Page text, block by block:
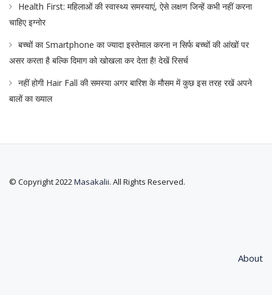
Health First: महिलाओं की स्वास्थ्य समस्याएं, ऐसे लक्षण जिन्हें कभी नहीं करना
चाहिए इग्नोर
बच्चों का Smartphone का ज्यादा इस्तेमाल करना न सिर्फ बच्चों की आंखों पर
असर करता है बल्कि दिमाग को खोखला कर देता है! देखें रिसर्च
नहीं होगी Hair Fall की समस्या अगर बारिश के मौसम में कुछ इस तरह रखें अपने
बालों का ख्याल
© Copyright 2022Masakalii. All Rights Reserved.
About